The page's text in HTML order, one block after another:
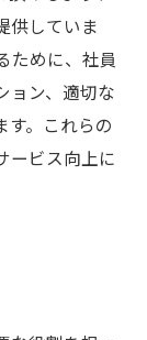
供していま
ために、社員
ョン、適切な
す。これらの
ービス向上に